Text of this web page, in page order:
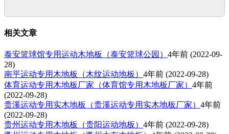
相关文章
泰安篮球馆专用运动木地板（泰安篮球公园） 4年前 (2022-09-
28)
南平运动专用木地板（木纹运动地板） 4年前 (2022-09-28)
体育运动专用木地板厂家（体育馆专用木地板厂家） 4年前
(2022-09-28)
贵溪运动专用实木地板（贵溪运动专用实木地板厂家） 4年前
(2022-09-28)
贵州运动专用木地板（贵阳运动地板） 4年前 (2022-09-28)